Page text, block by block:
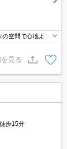
空間で心地よい
見る
歩15分